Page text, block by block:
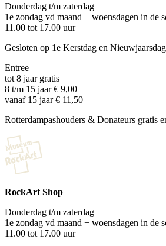
Donderdag t/m zaterdag
1e zondag vd maand + woensdagen in de
11.00 tot 17.00 uur
Gesloten op 1e Kerstdag en
Entree
tot 8 jaar gratis
8 t/m 15 jaar € 9,00
vanaf 15 jaar € 11,50
Rotterdampashouders & Donateurs gratis
RockArt Shop
Donderdag t/m zaterdag
1e zondag vd maand + woensdagen in de
11.00 tot 17.00 uur